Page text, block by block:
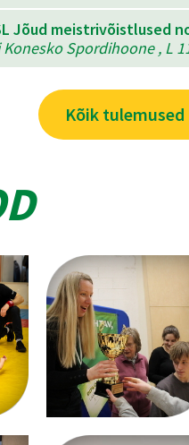
Jõud meistrivõistlused
Konesko Spordihoone , L
Kõik tulemused